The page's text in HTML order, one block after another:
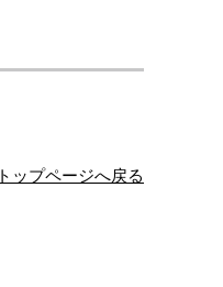
トップページへ戻る